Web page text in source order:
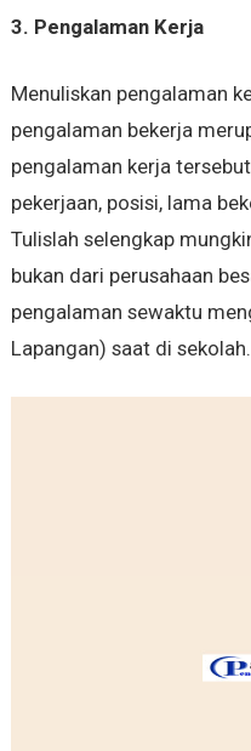
3. Pengalaman Kerja
Menuliskan pengalaman
pengalaman bekerja
pengalaman kerja
pekerjaan, posisi, lama
Tulislah selengkap
bukan dari perusahaan
pengalaman sewaktu
Lapangan) saat di sekolah.